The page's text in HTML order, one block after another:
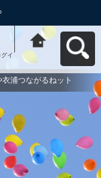
イ
衣浦定住自立
圏 市民活動情
報サイト かり
や衣浦つながる
ねットへ戻る
浦つながるねット